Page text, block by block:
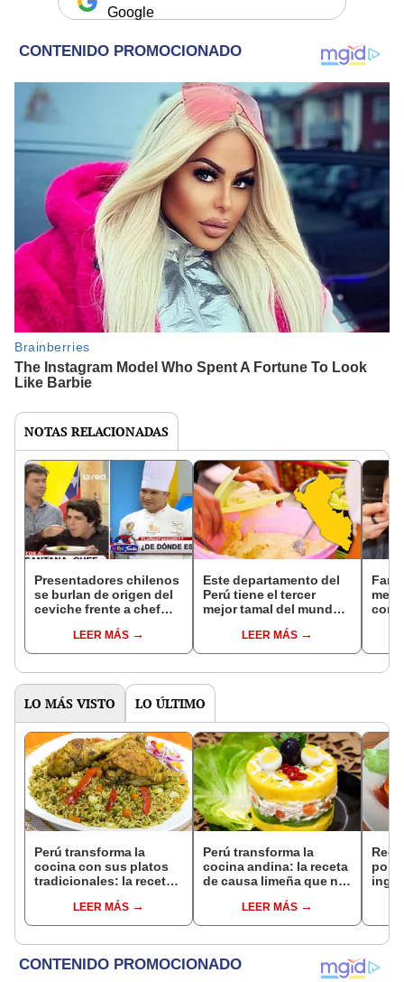
Google
NOTAS RELACIONADAS
Presentadores chilenos
se burlan de origen del
ceviche frente a chef
ecuatoriano”
LEER MÁS
Este departamento del
Perú tiene el tercer
mejor tamal del mundo
Atlas 2025: no es Lima
ni Cusco
LEER MÁS
su
LO MÁS VISTO LO ÚLTIMO
Perú transforma la
cocina con sus platos
tradicionales: la receta
no puedes dejar de
probar
LEER MÁS
Perú transforma la
cocina andina: la receta
de causa limeña que no
LEER MÁS